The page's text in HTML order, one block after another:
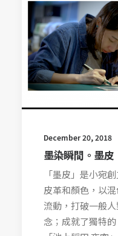
December 20, 2018
墨染瞬間。墨皮
「墨皮」是小宛
皮革和顏色，以
流動，打破一般
念；成就了獨特